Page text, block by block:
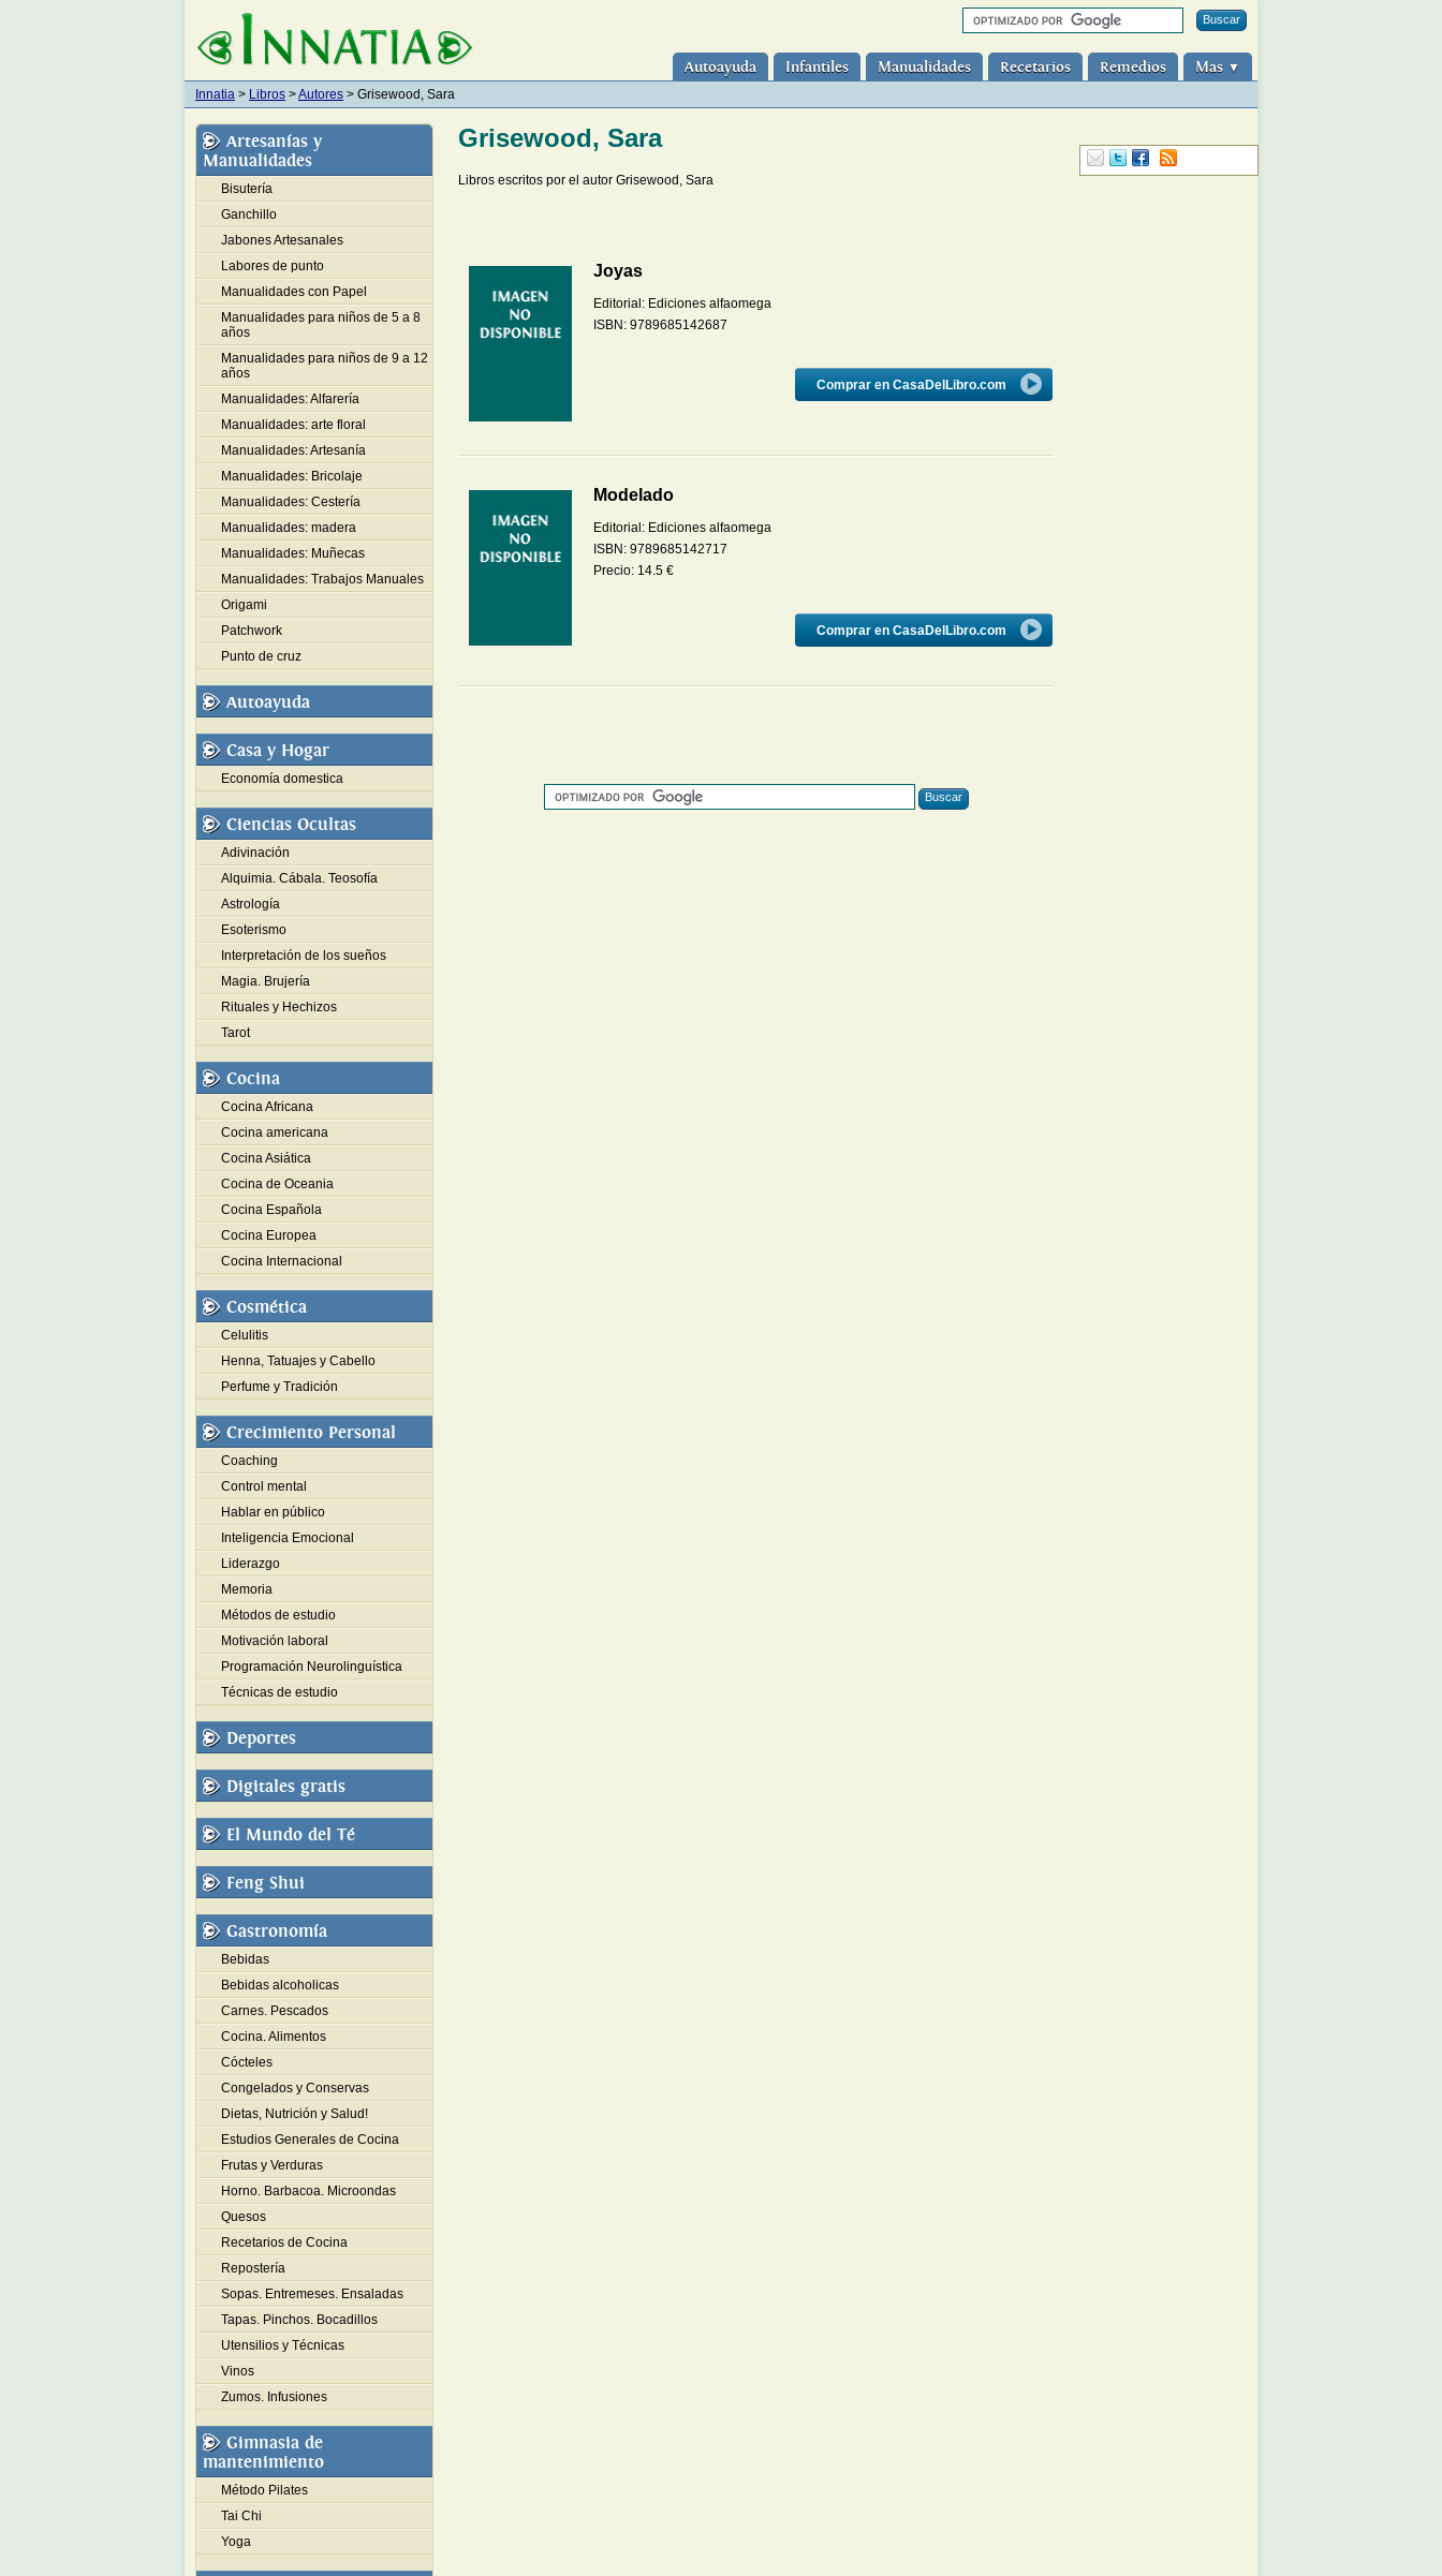
Autoayuda Infantiles Manualidades Recetarios Remedios Mas ▼
Innatia > Libros >Autores > Grisewood, Sara
Grisewood, Sara
Libros escritos por el autor Grisewood, Sara
Joyas
Editorial: Ediciones alfaomega
ISBN: 9789685142687
Comprar en CasaDelLibro.com
Modelado
Editorial: Ediciones alfaomega
ISBN: 9789685142717
Precio: 14.5 €
Comprar en CasaDelLibro.com
Artesanías y
Manualidades
Bisutería
Ganchillo
Jabones Artesanales
Labores de punto
Manualidades con Papel
Manualidades para niños de 5 a 8
años
Manualidades para niños de 9 a 12
años
Manualidades: Alfarería
Manualidades: arte floral
Manualidades: Artesanía
Manualidades: Bricolaje
Manualidades: Cestería
Manualidades: madera
Manualidades: Muñecas
Manualidades: Trabajos Manuales
Origami
Patchwork
Punto de cruz
Autoayuda
Casa y Hogar
Economía domestica
Ciencias Ocultas
Adivinación
Alquimia. Cábala. Teosofía
Astrología
Esoterismo
Interpretación de los sueños
Magia. Brujería
Rituales y Hechizos
Tarot
Cocina
Cocina Africana
Cocina americana
Cocina Asiática
Cocina de Oceania
Cocina Española
Cocina Europea
Cocina Internacional
Cosmética
Celulitis
Henna, Tatuajes y Cabello
Perfume y Tradición
Crecimiento Personal
Coaching
Control mental
Hablar en público
Inteligencia Emocional
Liderazgo
Memoria
Métodos de estudio
Motivación laboral
Programación Neurolinguística
Técnicas de estudio
Deportes
Digitales gratis
El Mundo del Té
Feng Shui
Gastronomía
Bebidas
Bebidas alcoholicas
Carnes. Pescados
Cocina. Alimentos
Cócteles
Congelados y Conservas
Dietas, Nutrición y Salud!
Estudios Generales de Cocina
Frutas y Verduras
Horno. Barbacoa. Microondas
Quesos
Recetarios de Cocina
Repostería
Sopas. Entremeses. Ensaladas
Tapas. Pinchos. Bocadillos
Utensilios y Técnicas
Vinos
Zumos. Infusiones
Gimnasia de
mantenimiento
Método Pilates
Tai Chi
Yoga